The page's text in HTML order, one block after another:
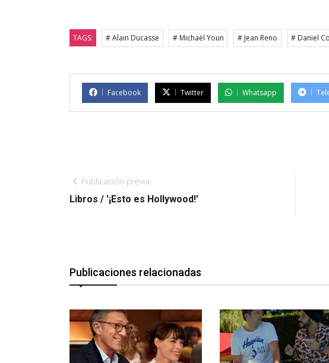
TAGS: # Alain Ducasse # Michaël Youn # Jean Reno # Daniel
Facebook Twitter Whatsapp
Publicación previa
Libros / '¡Esto es Hollywood!'
Publicaciones relacionadas